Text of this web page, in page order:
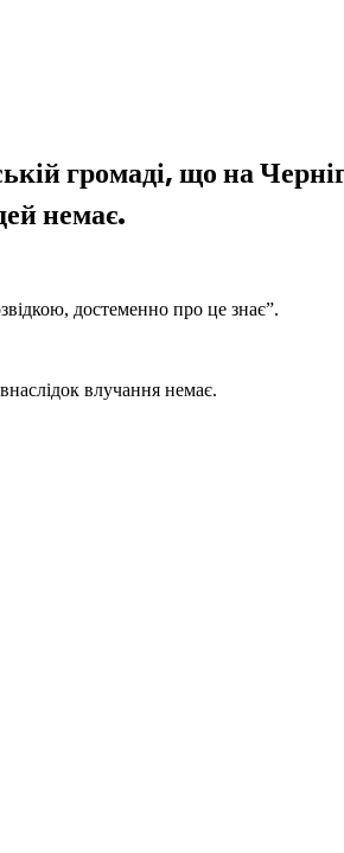
громаді, що на
немає.
достеменно про це знає”.
влучання немає.